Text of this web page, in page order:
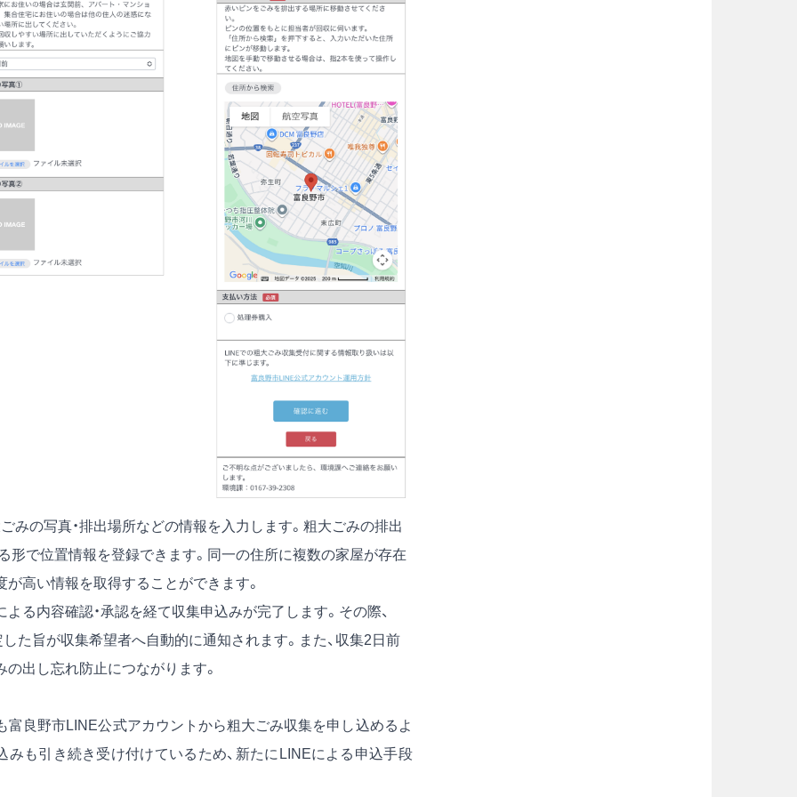
ごみの写真・排出場所などの情報を入力します。粗大ごみの排出
形で位置情報を登録できます。同一の住所に複数の家屋が存在
高い情報を取得することができます。
る内容確認・承認を経て収集申込みが完了します。その際、
た旨が収集希望者へ自動的に通知されます。また、収集2日前
出し忘れ防止につながります。
富良野市LINE公式アカウントから粗大ごみ収集を申し込めるよ
みも引き続き受け付けているため、新たにLINEによる申込手段